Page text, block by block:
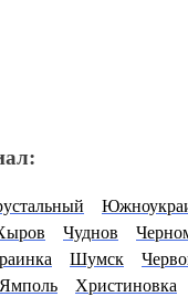
Чуднов
Шумск
Ямполь Христиновка